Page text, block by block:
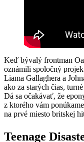
Keď bývalý frontman
oznámili spoločný
Liama Gallaghera a
ako za starých čias,
Dá sa očakávať, že
z ktorého vám
na prvé miesto britskej
Teenage